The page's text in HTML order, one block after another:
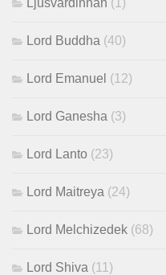
Ljusvärdinnan (1)
Lord Buddha (40)
Lord Emanuel (12)
Lord Ganesha (3)
Lord Lanto (23)
Lord Maitreya (24)
Lord Melchizedek (68)
Lord Shiva (11)